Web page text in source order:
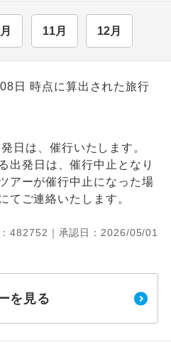
11月 12月
日 時点に算出された旅行
日は、催行いたします。
出発日は、催行中止となり
アーが催行中止になった場
てご連絡いたします。
482752｜承認日：2026/05/01
を見る